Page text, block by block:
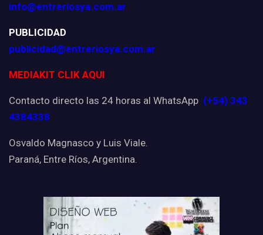
info@entreriosya.com.ar
PUBLICIDAD
publicidad@entreriosya.com.ar
MEDIAKIT CLIK AQUI
Contacto directo las 24 horas al WhatsApp (+54) 343
4384338
Osvaldo Magnasco y Luis Viale.
Paraná, Entre Ríos, Argentina.